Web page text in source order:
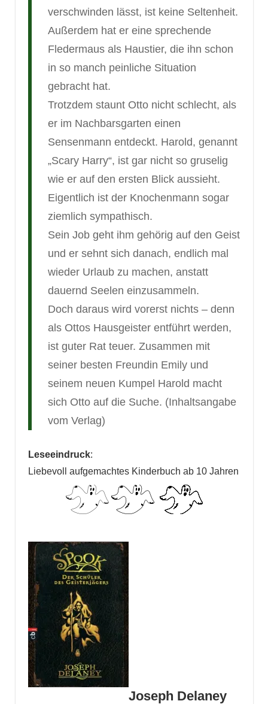
verschwinden lässt, ist keine Seltenheit.
Außerdem hat er eine sprechende
Fledermaus als Haustier, die ihn schon
in so manch peinliche Situation
gebracht hat.
Trotzdem staunt Otto nicht schlecht, als
er im Nachbarsgarten einen
Sensenmann entdeckt. Harold, genannt
„Scary Harry“, ist gar nicht so gruselig
wie er auf den ersten Blick aussieht.
Eigentlich ist der Knochenmann sogar
ziemlich sympathisch.
Sein Job geht ihm gehörig auf den Geist
und er sehnt sich danach, endlich mal
wieder Urlaub zu machen, anstatt
dauernd Seelen einzusammeln.
Doch daraus wird vorerst nichts – denn
als Ottos Hausgeister entführt werden,
ist guter Rat teuer. Zusammen mit
seiner besten Freundin Emily und
seinem neuen Kumpel Harold macht
sich Otto auf die Suche. (Inhaltsangabe
vom Verlag)
Leseeindruck:
Liebevoll aufgemachtes Kinderbuch ab 10 Jahren
Joseph Delaney